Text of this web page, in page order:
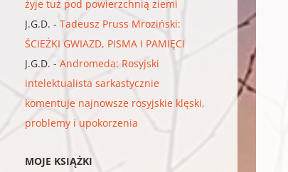
żyje tuż pod powierzchnią ziemi
J.G.D. -Tadeusz Pruss Mroziński:
ŚCIEŻKI GWIAZD, PISMA I PAMIĘCI
J.G.D. -Andromeda: Rosyjski
intelektualista sarkastycznie
komentuje najnowsze rosyjskie klęski,
problemy i upokorzenia
MOJE KSIĄŻKI